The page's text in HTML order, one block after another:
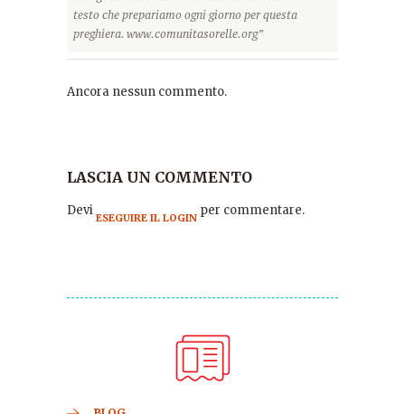
testo che prepariamo ogni giorno per questa
preghiera. www.comunitasorelle.org”
Ancora nessun commento.
LASCIA UN COMMENTO
Devi ESEGUIRE IL LOGIN per commentare.